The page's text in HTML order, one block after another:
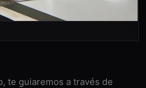
te guiaremos a través de